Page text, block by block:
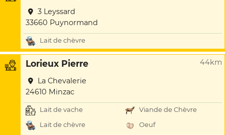
3 Leyssard
33660 Puynormand
Lait de chèvre
Lorieux Pierre 44km
La Chevalerie
24610 Minzac
Lait de vache
Viande de Chèvre
Lait de chèvre
Oeuf